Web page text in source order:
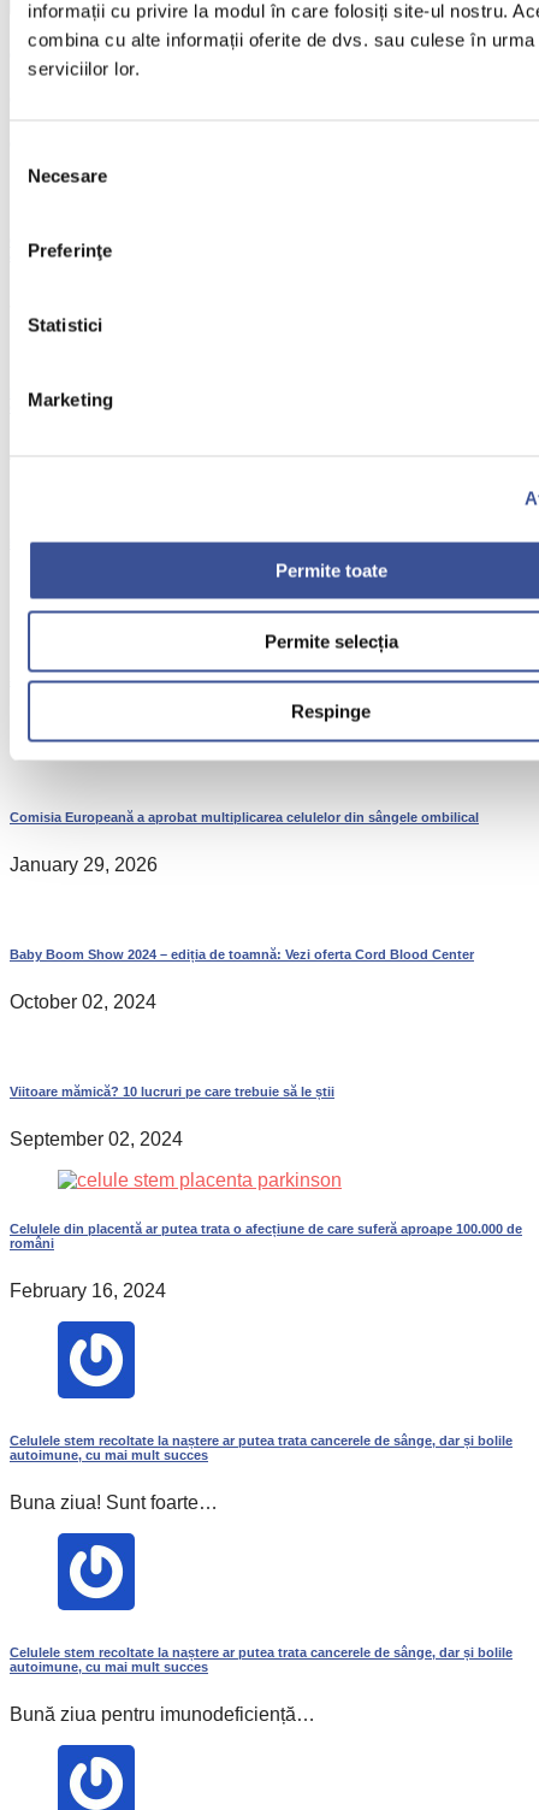
informații cu privire la modul în care folosiți site-ul nostru.
combina cu alte informații oferite de dvs. sau culese în
serviciilor lor.
consimțământului
Necesare
Preferinţe
Statistici
Marketing
Permite toate
Permite selecția
Respinge
Celulele stem recoltate la naștere ar putea trata cancerele de sânge, dar și bolile
autoimune, cu mai mult succes
Interviu cu dr. Felician Stăncioiu: Rezultate încurajatoare ale tratamentului cu
celule stem la copiii cu autism
5 motive pentru recoltarea celulelor stem din cordonul ombilical
#CBCRoFamily – Concurs cu premii pentru cei mici
Comisia Europeană a aprobat multiplicarea celulelor din sângele ombilical
January 29, 2026
Baby Boom Show 2024 – ediția de toamnă: Vezi oferta Cord Blood Center
October 02, 2024
Viitoare mămică? 10 lucruri pe care trebuie să le știi
September 02, 2024
Celulele din placentă ar putea trata o afecțiune de care suferă aproape 100.000 de
români
February 16, 2024
Celulele stem recoltate la naștere ar putea trata cancerele de sânge, dar și bolile
autoimune, cu mai mult succes
Buna ziua! Sunt foarte…
Celulele stem recoltate la naștere ar putea trata cancerele de sânge, dar și bolile
autoimune, cu mai mult succes
Bună ziua pentru imunodeficiență…